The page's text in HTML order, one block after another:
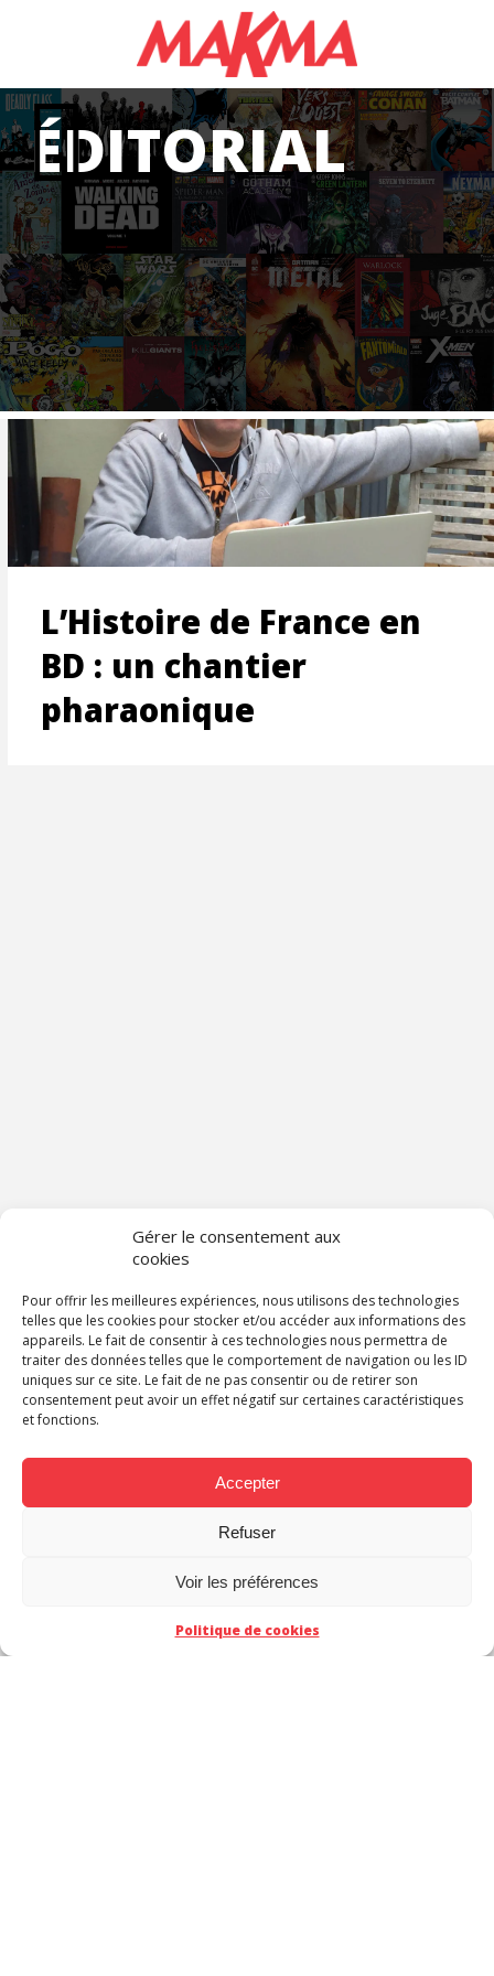
Gérer le consentement aux
cookies
Pour offrir les meilleures expériences, nous utilisons des technologies
telles que les cookies pour stocker et/ou accéder aux informations des
appareils. Le fait de consentir à ces technologies nous permettra de
traiter des données telles que le comportement de navigation ou les ID
uniques sur ce site. Le fait de ne pas consentir ou de retirer son
consentement peut avoir un effet négatif sur certaines caractéristiques
et fonctions.
Accepter
Refuser
Voir les préférences
Politique de cookies
ÉDITORIAL
L’Histoire de France en
BD : un chantier
pharaonique